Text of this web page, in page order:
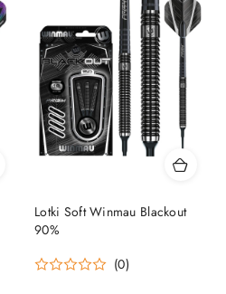
Lotki Soft Winmau Blackout
90%
(0)